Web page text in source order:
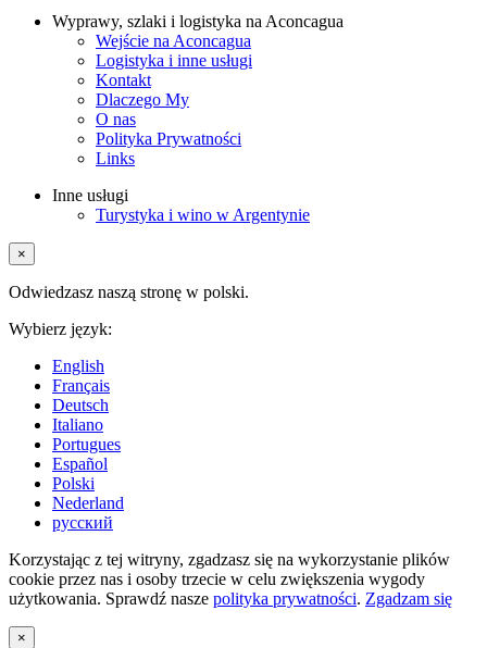
Wyprawy, szlaki i logistyka na Aconcagua
Wejście na Aconcagua
Logistyka i inne usługi
Kontakt
Dlaczego My
O nas
Polityka Prywatności
Links
Inne usługi
Turystyka i wino w Argentynie
×
Odwiedzasz naszą stronę w polski.
Wybierz język:
English
Français
Deutsch
Italiano
Portugues
Español
Polski
Nederland
русский
Korzystając z tej witryny, zgadzasz się na wykorzystanie plików
cookie przez nas i osoby trzecie w celu zwiększenia wygody
użytkowania. Sprawdź nasze polityka prywatności. Zgadzam się
×